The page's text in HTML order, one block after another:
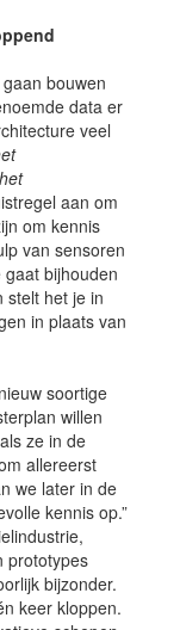
bouwen
data er
veel
aan om
om kennis
van sensoren
bijhouden
stelt het je in
in plaats van
soortige
willen
ze in de
allereerst
we later in de
kennis op.”
prototypes
bijzonder.
keer kloppen.